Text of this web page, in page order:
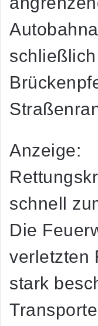
Anzeige:
schnell
Die
verletzten
stark